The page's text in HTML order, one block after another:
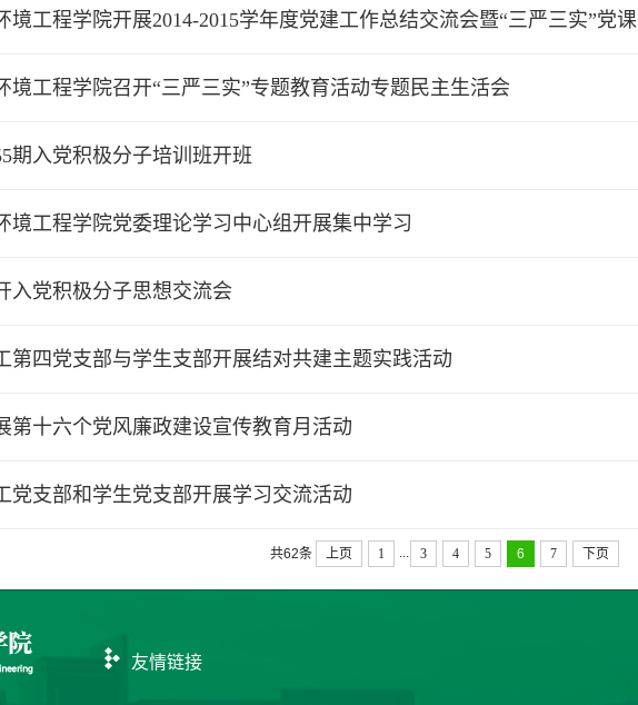
境工程学院开展2014-2015学年度党建工作总结交流会暨“三严三实”党课
境工程学院召开“三严三实”专题教育活动专题民主生活会
期入党积极分子培训班开班
境工程学院党委理论学习中心组开展集中学习
入党积极分子思想交流会
第四党支部与学生支部开展结对共建主题实践活动
第十六个党风廉政建设宣传教育月活动
党支部和学生党支部开展学习交流活动
共62条 上页 1 ... 3 4 5 6 7 下页
友情链接